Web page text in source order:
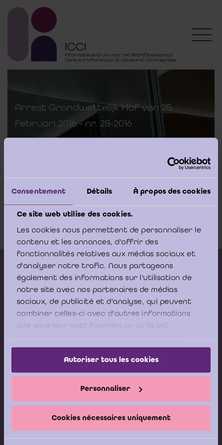
Consentement Détails À propos des cookies
Ce site web utilise des cookies.
Les cookies nous permettent de personnaliser le
contenu et les annonces, d'offrir des
fonctionnalités relatives aux médias sociaux et
d'analyser notre trafic. Nous partageons
également des informations sur l'utilisation de
notre site avec nos partenaires de médias
sociaux, de publicité et d'analyse, qui peuvent
combiner celles-ci avec d'autres informations
que vous leur avez fournies ou qu'ils ont
services.
Autoriser tous les cookies
Personnaliser
Cookies nécessaires uniquement
Arrest Grondwettelijk Hof van 25
februari 2016 - nr. 28-2016
Het volledige arrest
Kalender vorming
Gepubliceerde adviezen
Modeldocumenten
Boeken
Stel nu uw vraag aan de
Helpdesk van het ICCI